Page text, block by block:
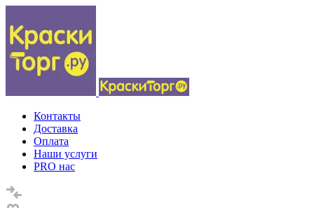
Контакты
Доставка
Оплата
Наши услуги
PRO нас